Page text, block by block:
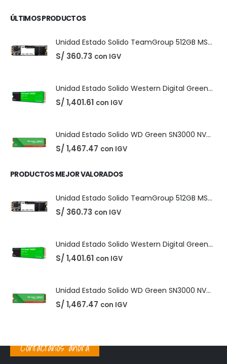
ÚLTIMOS PRODUCTOS
Unidad Estado Solido TeamGroup 512GB MS30
S/ 360.73 con IGV
Unidad Estado Solido Western Digital Green SN350 2TB
S/ 1,401.61 con IGV
Unidad Estado Solido WD Green SN3000 NVMe 1TB
S/ 1,467.47 con IGV
PRODUCTOS MEJOR VALORADOS
Unidad Estado Solido TeamGroup 512GB MS30
S/ 360.73 con IGV
Unidad Estado Solido Western Digital Green SN350 2TB
S/ 1,401.61 con IGV
Unidad Estado Solido WD Green SN3000 NVMe 1TB
S/ 1,467.47 con IGV
Contáctanos ahora